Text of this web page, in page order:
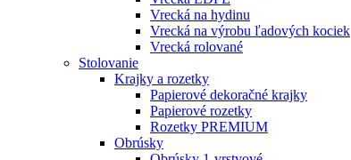
Vrecká na hydinu
Vrecká na výrobu ľadových kociek
Vrecká rolované
Stolovanie
Krajky a rozetky
Papierové dekoračné krajky
Papierové rozetky
Rozetky PREMIUM
Obrúsky